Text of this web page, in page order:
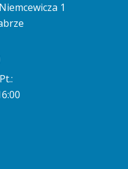
1